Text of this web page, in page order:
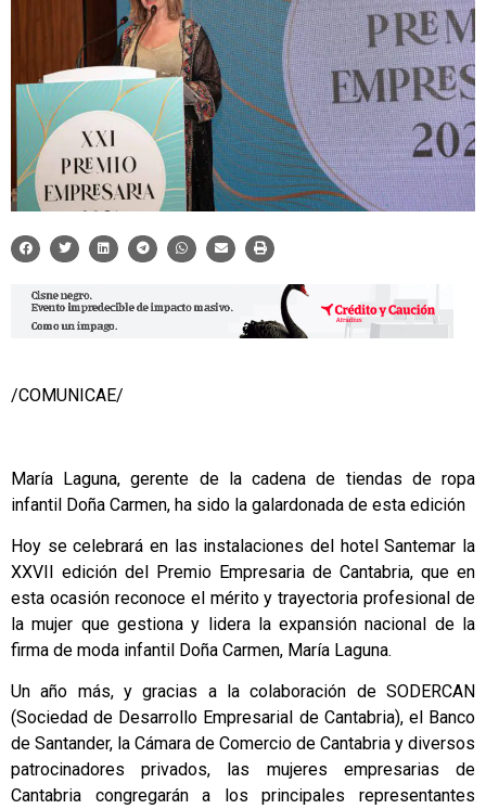
/COMUNICAE/
María Laguna, gerente de la cadena de tiendas de ropa
infantil Doña Carmen, ha sido la galardonada de esta edición
Hoy se celebrará en las instalaciones del hotel Santemar la
XXVII edición del Premio Empresaria de Cantabria, que en
esta ocasión reconoce el mérito y trayectoria profesional de
la mujer que gestiona y lidera la expansión nacional de la
firma de moda infantil Doña Carmen, María Laguna.
Un año más, y gracias a la colaboración de SODERCAN
(Sociedad de Desarrollo Empresarial de Cantabria), el Banco
de Santander, la Cámara de Comercio de Cantabria y diversos
patrocinadores privados, las mujeres empresarias de
Cantabria congregarán a los principales representantes